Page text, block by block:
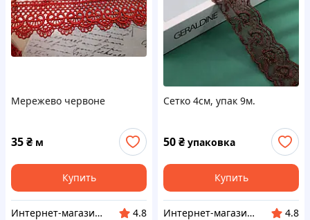
Мережево червоне
35₴ м
Купить
Интернет-магазин Sizam
4.8
Сетко 4см, упак 9м.
50₴ упаковка
Купить
Интернет-магазин Sizam
4.8